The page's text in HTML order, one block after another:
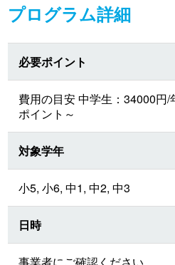
プログラム詳細
必要ポイント
費用の目安 中学生：34000
ポイント～
対象学年
小5, 小6, 中1, 中2, 中3
日時
事業者にご確認ください